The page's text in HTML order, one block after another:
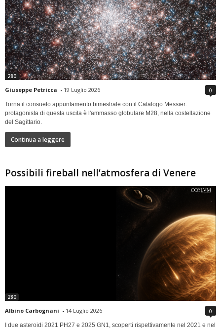
280
Giuseppe Petricca - 19 Luglio 2026 0
Torna il consueto appuntamento bimestrale con il Catalogo Messier:
protagonista di questa uscita è l'ammasso globulare M28, nella costellazione
del Sagittario.
Continua a leggere
Possibili fireball nell’atmosfera di Venere
280
Albino Carbognani - 14 Luglio 2026 0
I due asteroidi 2021 PH27 e 2025 GN1, scoperti rispettivamente nel 2021 e nel